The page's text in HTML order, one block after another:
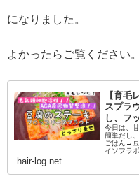
になりました。
よかったらご覧ください。
【育毛
スプラ
し、フ
今日は、
簡単だし
ごはん→
イソフラ
hair-log.net